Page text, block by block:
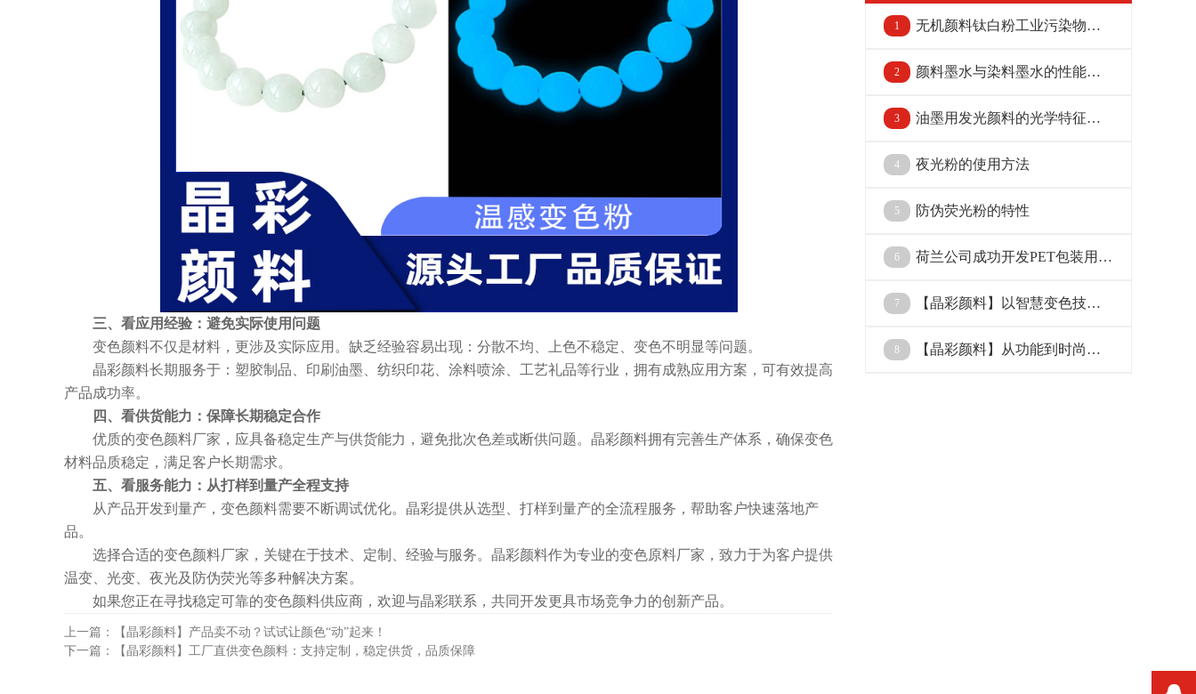
三、看应用经验：避免实际使用问题
变色颜料不仅是材料，更涉及实际应用。缺乏经验容易出现：分散不均、上色不稳定、变色不明显等问题。
晶彩颜料长期服务于： 塑胶制品、印刷油墨、纺织印花、涂料喷涂、工艺礼品等行业，拥有成熟应用方案，可有效提高
产品成功率。
四、看供货能力：保障长期稳定合作
优质的变色颜料厂家，应具备稳定生产与供货能力，避免批次色差或断供问题。晶彩颜料拥有完善生产体系，确保变色
材料品质稳定，满足客户长期需求。
五、看服务能力：从打样到量产全程支持
从产品开发到量产，变色颜料需要不断调试优化。晶彩提供从选型、打样到量产的全流程服务，帮助客户快速落地产
品。
选择合适的变色颜料厂家，关键在于技术、定制、经验与服务。晶彩颜料作为专业的变色原料厂家，致力于为客户提供
温变、光变、夜光及防伪荧光等多种解决方案。
如果您正在寻找稳定可靠的变色颜料供应商，欢迎与晶彩联系，共同开发更具市场竞争力的创新产品。
上一篇：【晶彩颜料】产品卖不动？试试让颜色“动”起来！
下一篇：【晶彩颜料】工厂直供变色颜料：支持定制，稳定供货，品质保障
1 无机颜料钛白粉工业污染物排
放标准(征稿)
2 颜料墨水与染料墨水的性能与
选择技巧
3 油墨用发光颜料的光学特征简
析3
4 夜光粉的使用方法
5 防伪荧光粉的特性
6 荷兰公司成功开发PET包装用白
色颜料
7 【晶彩颜料】以智慧变色技术
重塑奢侈品防伪新标杆
8 【晶彩颜料】从功能到时尚：